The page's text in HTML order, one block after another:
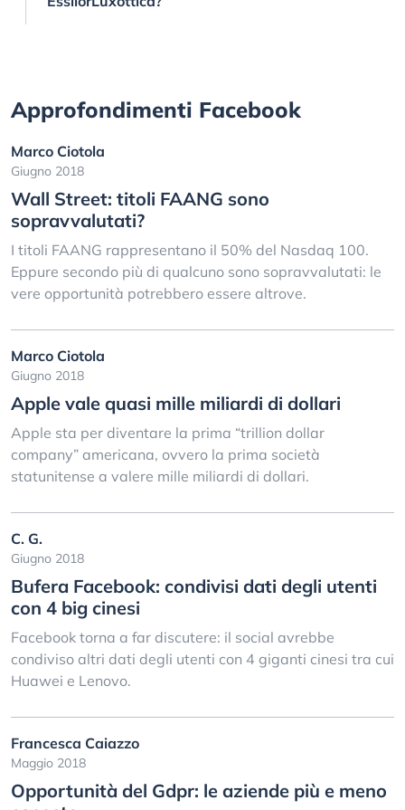
Approfondimenti Facebook
Marco Ciotola
Giugno 2018
Wall Street: titoli FAANG sono
sopravvalutati?
I titoli FAANG rappresentano il 50% del Nasdaq 100.
Eppure secondo più di qualcuno sono sopravvalutati: le
vere opportunità potrebbero essere altrove.
Marco Ciotola
Giugno 2018
Apple vale quasi mille miliardi di dollari
Apple sta per diventare la prima “trillion dollar
company” americana, ovvero la prima società
statunitense a valere mille miliardi di dollari.
C. G.
Giugno 2018
Bufera Facebook: condivisi dati degli utenti
con 4 big cinesi
Facebook torna a far discutere: il social avrebbe
condiviso altri dati degli utenti con 4 giganti cinesi tra cui
Huawei e Lenovo.
Francesca Caiazzo
Maggio 2018
Opportunità del Gdpr: le aziende più e meno